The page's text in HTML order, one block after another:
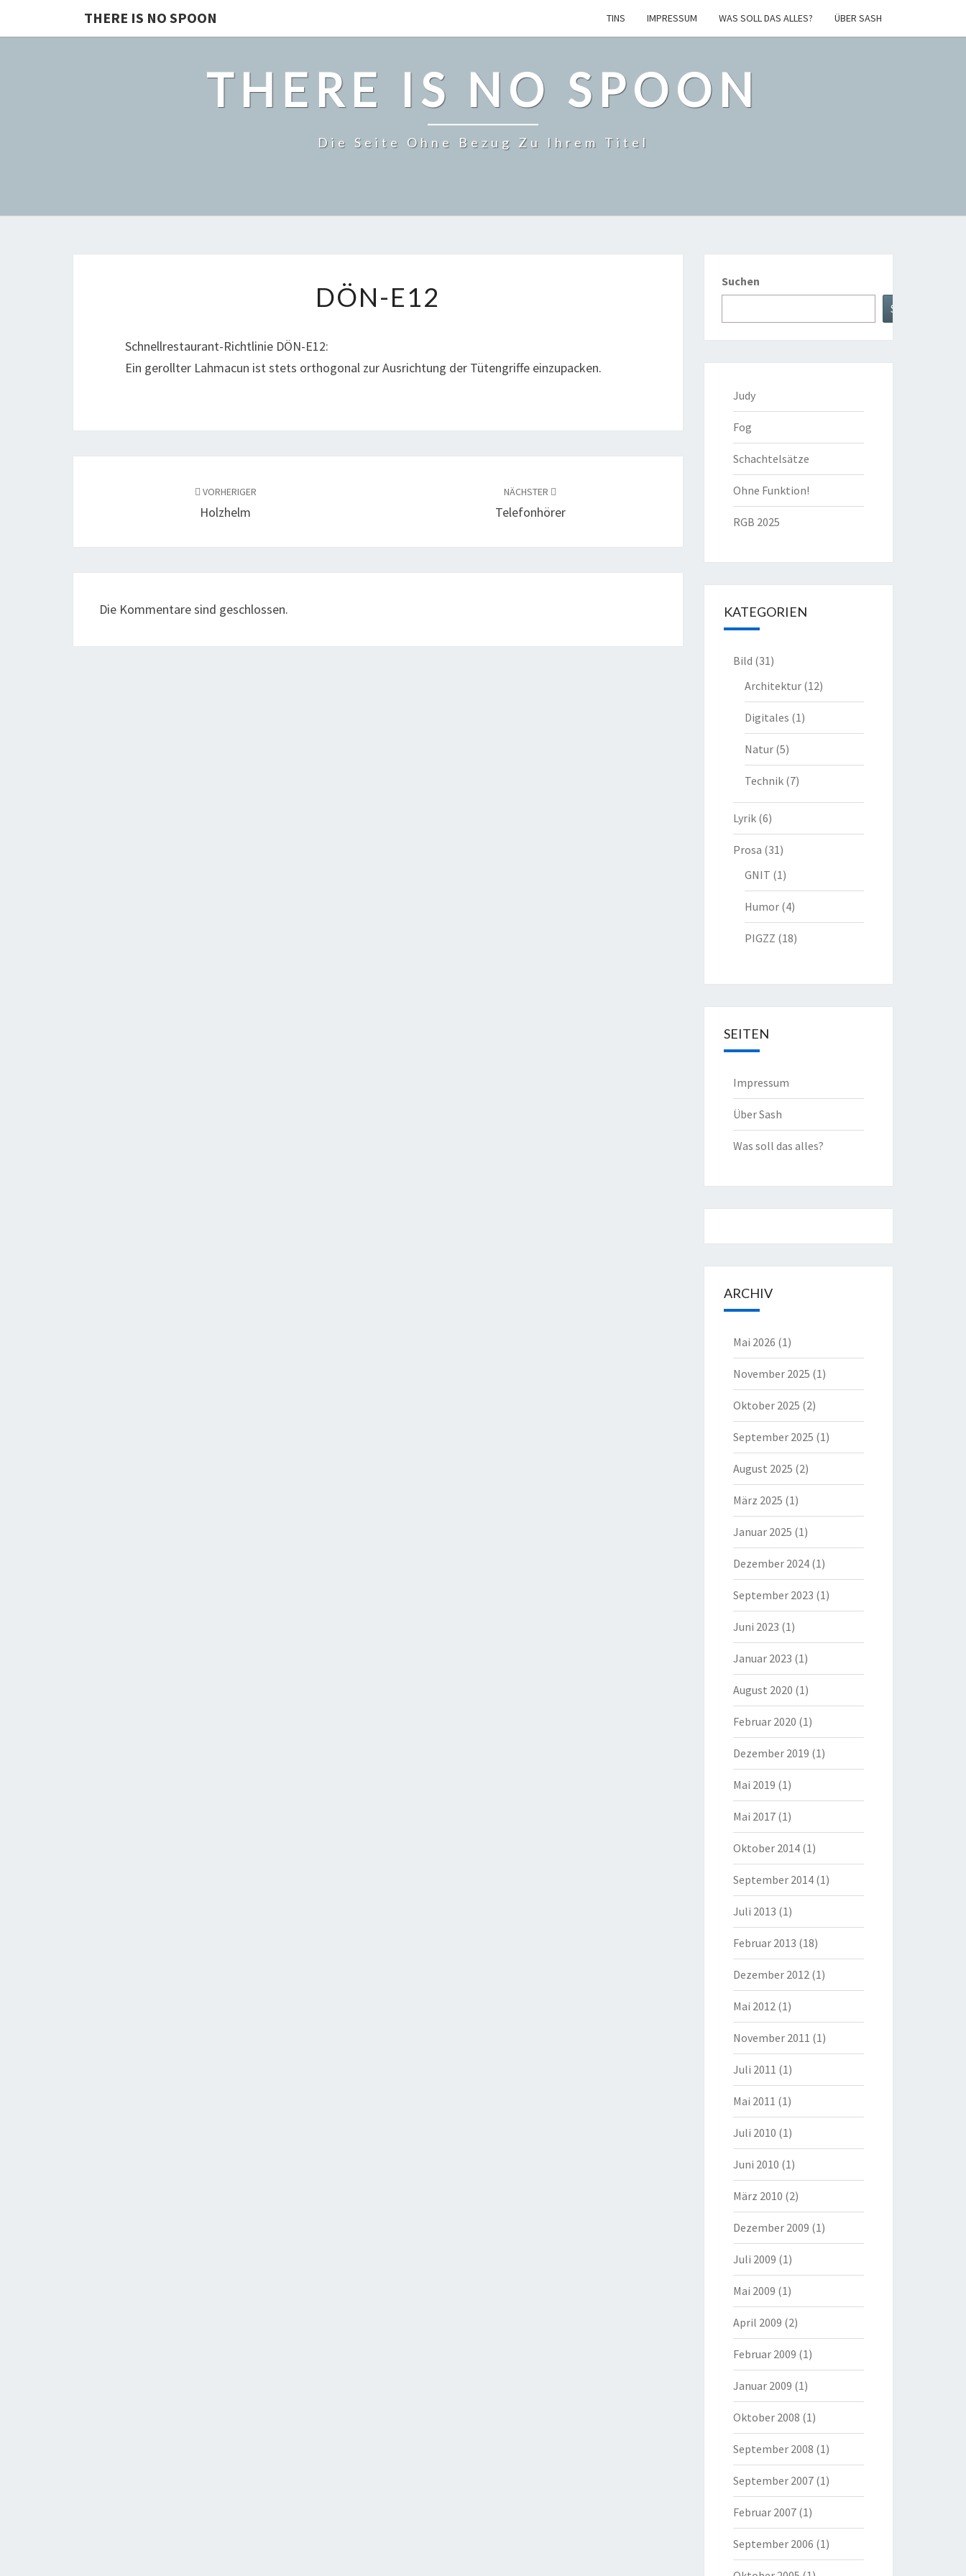
THERE IS NO SPOON TINS IMPRESSUM WAS SOLL DAS ALLES? ÜBER SASH
THERE IS NO SPOON
Die Seite Ohne Bezug Zu Ihrem Titel
E12
DÖN-E12
Schnellrestaurant-Richtlinie DÖN-E12:
Ein gerollter Lahmacun ist stets orthogonal zur Ausrichtung der Tütengriffe einzupacken.
VORHERIGER
Holzhelm
NÄCHSTER
Telefonhörer
Die Kommentare sind geschlossen.
Suchen
Suche
Judy
Fog
Schachtelsätze
Ohne Funktion!
RGB 2025
KATEGORIEN
Bild (31)
Architektur(12)
Digitales (1)
Natur(5)
Technik(7)
Lyrik(6)
Prosa (31)
GNIT (1)
Humor(4)
PIGZZ (18)
SEITEN
Impressum
Über Sash
Was soll das alles?
ARCHIV
Mai 2026 (1)
November 2025 (1)
Oktober 2025 (2)
September 2025 (1)
August 2025 (2)
März 2025 (1)
Januar 2025 (1)
Dezember 2024(1)
September 2023 (1)
Juni 2023 (1)
Januar 2023 (1)
August 2020 (1)
Februar 2020 (1)
Dezember 2019 (1)
Mai 2019 (1)
Mai 2017(1)
Oktober 2014(1)
September 2014(1)
Juli 2013 (1)
Februar 2013 (18)
Dezember 2012(1)
Mai 2012(1)
November 2011 (1)
Juli 2011 (1)
Mai 2011 (1)
Juli 2010 (1)
Juni 2010 (1)
März 2010 (2)
Dezember 2009 (1)
Juli 2009 (1)
Mai 2009 (1)
April 2009 (2)
Februar 2009 (1)
Januar 2009 (1)
Oktober 2008 (1)
September 2008 (1)
September 2007(1)
Februar 2007(1)
September 2006 (1)